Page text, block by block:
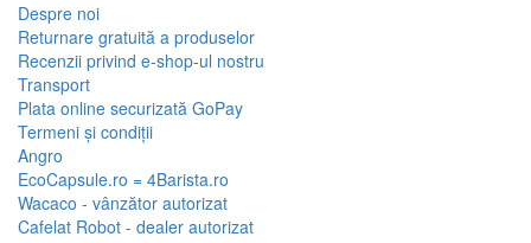
Despre noi
Returnare gratuită a produselor
Recenzii privind e-shop-ul nostru
Transport
Plata online securizată GoPay
Termeni și condiții
Angro
EcoCapsule.ro = 4Barista.ro
Wacaco - vânzător autorizat
Cafelat Robot - dealer autorizat